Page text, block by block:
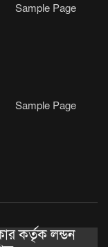
Sample Page
Sample Page
কর্তৃক লন্ডন